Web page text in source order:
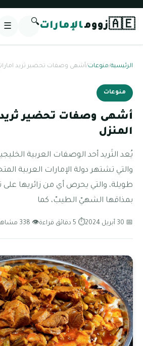
🇦🇪زوومالإمارات🔍
☰
الرئيسية/منوعات/أشهى وصفات تحضير ثريد
منوعات
أشهى وصفات تحضير ثريد
المنزل
يُعد الثَريد أحد الوصفات العربية
والتي تشتهر دولة الإمارات العربية
طويلة، والتي يحرص أي من زائريها على
بمذاقها الشهيّ الطيبّ، كما
📅 30 أبريل 2024 ⏱ 5 دقائق قراءة 👁 338 مشاهدة